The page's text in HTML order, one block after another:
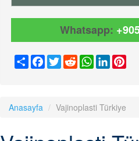
Whatsapp:
ShareFacebook
TwitterRedditWhatsApp
LinkedIn
Anasayfa Vajinoplasti Türkiye